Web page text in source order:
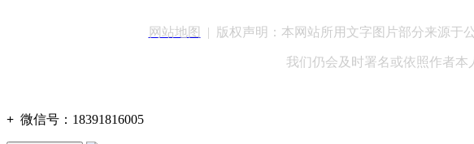
网站地图 | 版权声明：本网站所用文字图片部分来源于
我们仍会及时署名或依照作者本
+ 微信号： 18391816005